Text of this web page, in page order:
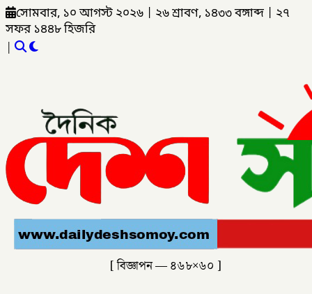
সোমবার, ১০ আগস্ট ২০২৬ ২৬ শ্রাবণ, ১৪৩৩ বঙ্গাব্দ
২৭
সফর ১৪৪৮ হিজরি
|
[ বিজ্ঞাপন — ৪৬৮×৬০ ]